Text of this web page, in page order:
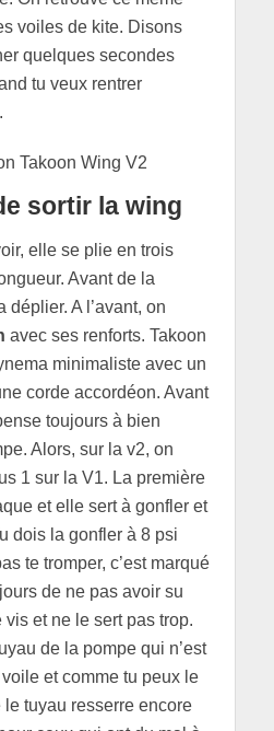
voiles de kite. Disons
quelques secondes
tu veux rentrer
sortir la wing
elle se plie en trois
Avant de la
déplier. A l’avant, on
avec ses renforts. Takoon
minimaliste avec un
corde accordéon. Avant
toujours à bien
Alors, sur la v2, on
1 sur la V1. La première
et elle sert à gonfler et
dois la gonfler à 8 psi
te tromper, c’est marqué
de ne pas avoir su
et ne le sert pas trop.
de la pompe qui n’est
et comme tu peux le
le tuyau resserre encore